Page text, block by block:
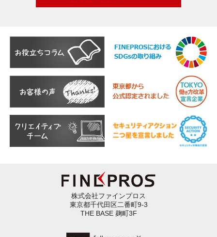
株式会社ファインプロス
東京都千代田区二番町9-3
THE BASE 麹町3F